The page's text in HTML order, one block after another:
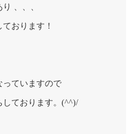
、、、
おります！
っていますので
しております。(^^)/